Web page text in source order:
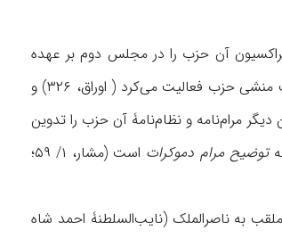
فراکسیون آن حزب را در مجلس دوم بر عهده
داشت (علوی، ۱۵؛ مرسلوند، همانجا). او در انتخابات حزبی در شوال ۱۳۲۸/ اکتبر ۱۹۱۰، به همراه سلیمان میرزا، در سمت منشی حزب فعالیت می‌کرد ( اوراق، ۳۲۶) و
مرام‌نامه و نظام‌نامۀ آن حزب را تدوین
توضیح مرام دموکرات
است (مشار، ۱/ ۵۹؛
به ناصرالملک (نایب‌السلطنۀ احمد شاه